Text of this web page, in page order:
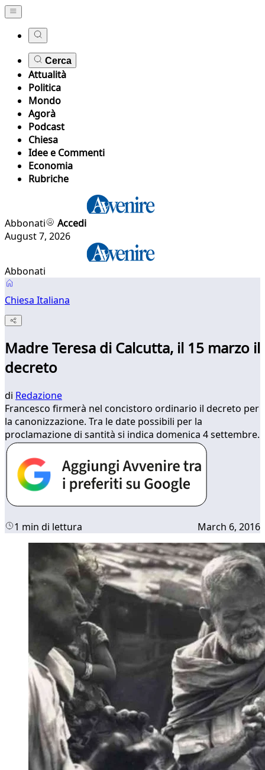
Cerca
Attualità
Politica
Mondo
Agorà
Podcast
Chiesa
Idee e Commenti
Economia
Rubriche
Abbonati
Accedi
August 7, 2026
Abbonati
Chiesa Italiana
Madre Teresa di Calcutta, il 15 marzo il
decreto
di Redazione
Francesco firmerà nel concistoro ordinario il decreto per
la canonizzazione. Tra le date possibili per la
proclamazione di santità si indica domenica 4 settembre.
1 min di lettura March 6, 2016